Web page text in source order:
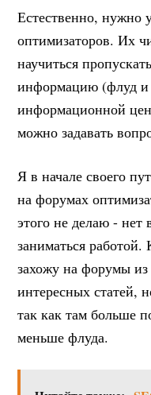
Естественно, нужно
оптимизаторов. Их
научиться
информацию (флуд и
информационной
можно задавать
Я в начале своего
на форумах
этого не делаю -
заниматься
захожу на форумы из
интересных статей,
так как там больше
меньше флуда.